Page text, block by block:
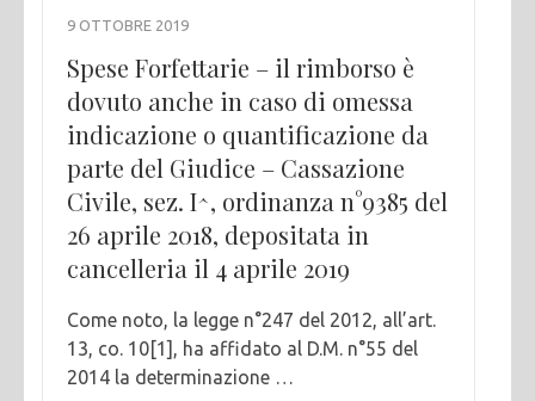
9 OTTOBRE 2019
Spese Forfettarie – il rimborso è
dovuto anche in caso di omessa
indicazione o quantificazione da
parte del Giudice – Cassazione
Civile, sez. I^, ordinanza n°9385 del
26 aprile 2018, depositata in
cancelleria il 4 aprile 2019
Come noto, la legge n°247 del 2012, all’art.
13, co. 10[1], ha affidato al D.M. n°55 del
2014 la determinazione …